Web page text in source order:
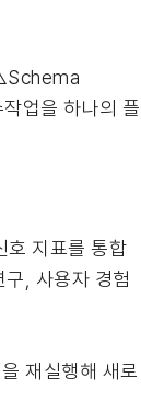
업을 하나의 플
호 지표를 통합
, 사용자 경험
재실행해 새로